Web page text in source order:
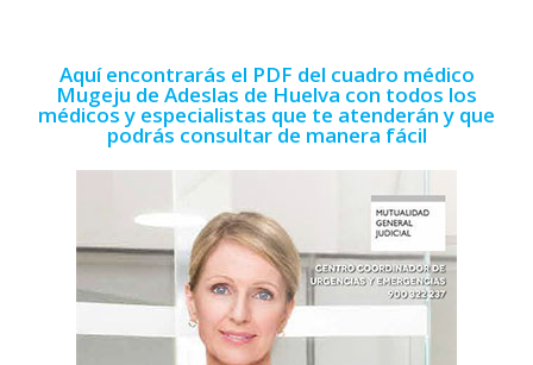
Aquí encontrarás el PDF del cuadro médico
Mugeju de Adeslas de Huelva con todos los
médicos y especialistas que te atenderán y que
podrás consultar de manera fácil